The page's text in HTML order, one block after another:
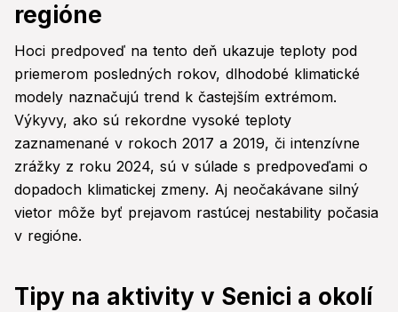
regióne
Hoci predpoveď na tento deň ukazuje teploty pod
priemerom posledných rokov, dlhodobé klimatické
modely naznačujú trend k častejším extrémom.
Výkyvy, ako sú rekordne vysoké teploty
zaznamenané v rokoch 2017 a 2019, či intenzívne
zrážky z roku 2024, sú v súlade s predpoveďami o
dopadoch klimatickej zmeny. Aj neočakávane silný
vietor môže byť prejavom rastúcej nestability počasia
v regióne.
Tipy na aktivity v Senici a okolí